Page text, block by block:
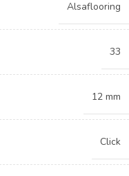
Alsaflooring
33
12 mm
Click